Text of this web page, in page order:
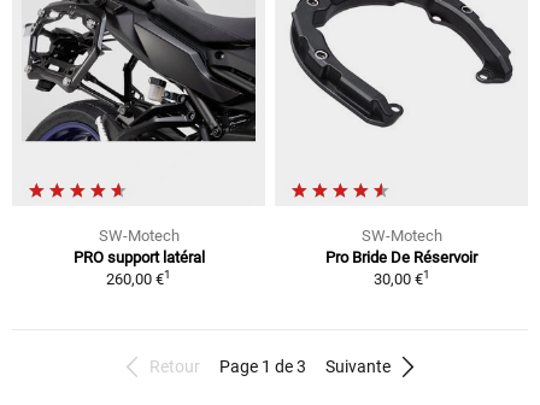
SW-Motech
PRO support latéral
260,00 €1
SW-Motech
Pro Bride De Réservoir
30,00 €1
Retour Page 1 de 3 Suivante